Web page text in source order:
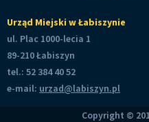
Urząd Miejski w Łabiszynie
ul. Plac 1000-lecia 1
89-210 Łabiszyn
tel.: 52 384 40 52
e-mail: urzad@labiszyn.pl
Copyright ©